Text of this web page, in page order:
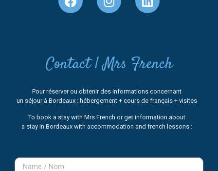
Contact | Mrs French
Pour réserver ou obtenir des informations concernant
un séjour à Bordeaux : hébergement + cours de français + visites
To book a stay with Mrs French or get information about
a stay in Bordeaux with accommodation and french lessons :